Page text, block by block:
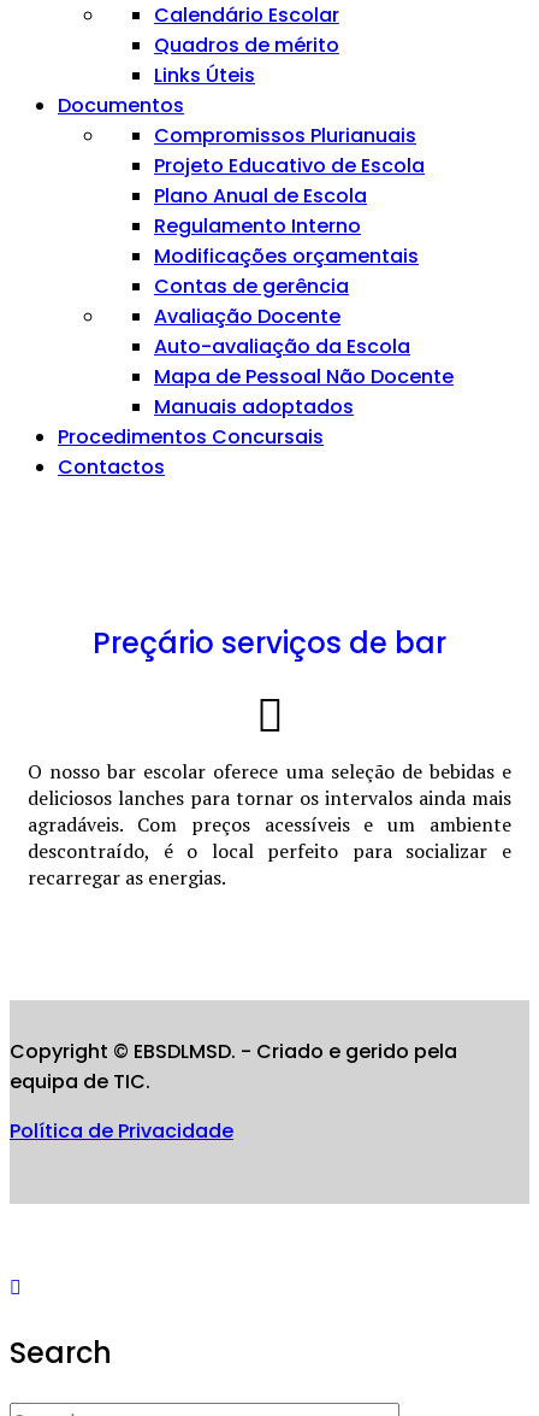
Calendário Escolar
Quadros de mérito
Links Úteis
Documentos
Compromissos Plurianuais
Projeto Educativo de Escola
Plano Anual de Escola
Regulamento Interno
Modificações orçamentais
Contas de gerência
Avaliação Docente
Auto-avaliação da Escola
Mapa de Pessoal Não Docente
Manuais adoptados
Procedimentos Concursais
Contactos
Preçário serviços de bar
O nosso bar escolar oferece uma seleção de bebidas e
deliciosos lanches para tornar os intervalos ainda mais
agradáveis. Com preços acessíveis e um ambiente
descontraído, é o local perfeito para socializar e
recarregar as energias.
Copyright © EBSDLMSD. - Criado e gerido pela
equipa de TIC.
Política de Privacidade
Search